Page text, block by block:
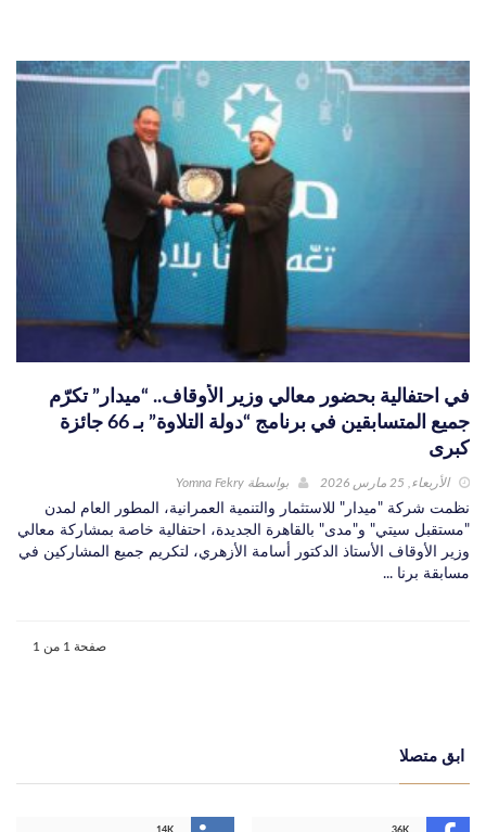
في احتفالية بحضور معالي وزير الأوقاف.. “ميدار” تكرّم
جميع المتسابقين في برنامج “دولة التلاوة” بـ 66 جائزة
كبرى
الأربعاء, 25 مارس 2026 بواسطة Yomna Fekry
نظمت شركة "ميدار" للاستثمار والتنمية العمرانية، المطور العام لمدن
"مستقبل سيتي" و"مدى" بالقاهرة الجديدة، احتفالية خاصة بمشاركة معالي
وزير الأوقاف الأستاذ الدكتور أسامة الأزهري، لتكريم جميع المشاركين في
مسابقة برنا ...
صفحة 1 من 1
ابق متصلا